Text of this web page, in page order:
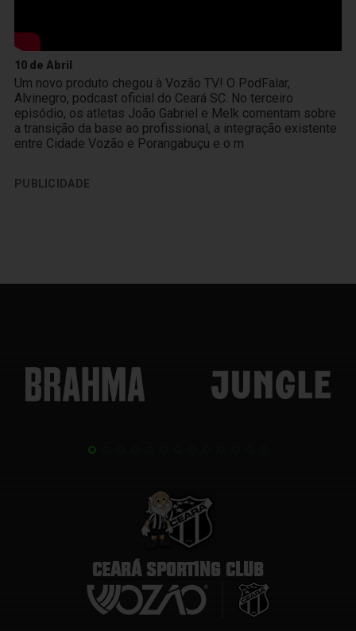
10 de Abril
Um novo produto chegou à Vozão TV! O PodFalar,
Alvinegro, podcast oficial do Ceará SC. No terceiro
episódio, os atletas João Gabriel e Melk comentam sobre
a transição da base ao profissional, a integração existente
entre Cidade Vozão e Porangabuçu e o m
PUBLICIDADE
CEARÁ SPORTING CLUB